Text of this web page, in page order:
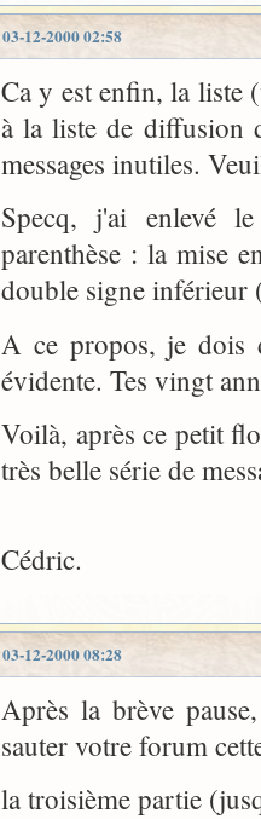
03-12-2000 02:58
Ca y est enfin, la liste
à la liste de diffusion
messages inutiles.
Specq, j'ai enlevé
parenthèse : la mise
double signe
A ce propos, je
évidente. Tes vingt
Voilà, après ce petit
très belle série de
Cédric.
03-12-2000 08:28
Après la brève
sauter votre forum
la troisième partie